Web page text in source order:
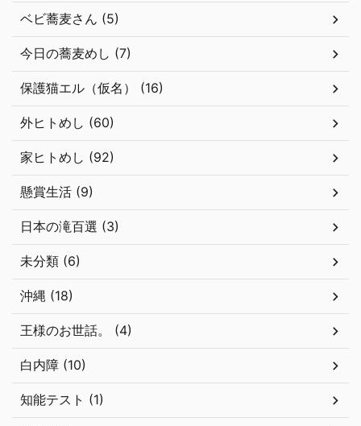
ベビ蕎麦さん (5)
今日の蕎麦めし (7)
保護猫エル（仮名） (16)
外ヒトめし (60)
家ヒトめし (92)
懸賞生活 (9)
日本の滝百選 (3)
未分類 (6)
沖縄 (18)
王様のお世話。 (4)
白内障 (10)
知能テスト (1)